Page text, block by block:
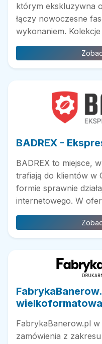
którym ekskluzywna
łączy nowoczesne
wykonaniem.
BADREX -
BADREX to miejsce,
trafiają do klientów w
formie sprawnie
internetowego. W
FabrykaBanerow.pl
zamówienia z